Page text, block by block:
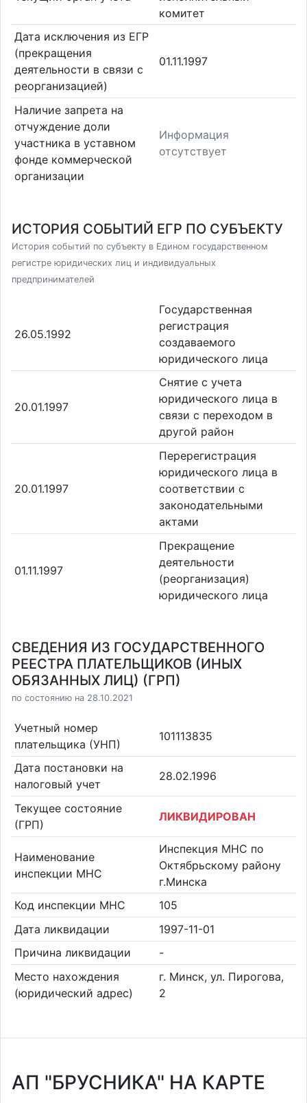
комитет
Дата исключения из ЕГР
(прекращения
деятельности в связи с
реорганизацией)
01.11.1997
Наличие запрета на
отчуждение доли
участника в уставном
фонде коммерческой
организации
Информация
отсутствует
ИСТОРИЯ СОБЫТИЙ ЕГР ПО СУБЪЕКТУ
История событий по субъекту в Едином государственном
регистре юридических лиц и индивидуальных
предпринимателей
26.05.1992
Государственная
регистрация
создаваемого
юридического лица
20.01.1997
Снятие с учета
юридического лица в
связи с переходом в
другой район
20.01.1997
Перерегистрация
юридического лица в
соответствии с
законодательными
актами
01.11.1997
Прекращение
деятельности
(реорганизация)
юридического лица
СВЕДЕНИЯ ИЗ ГОСУДАРСТВЕННОГО
РЕЕСТРА ПЛАТЕЛЬЩИКОВ (ИНЫХ
ОБЯЗАННЫХ ЛИЦ) (ГРП)
по состоянию на 28.10.2021
Учетный номер
плательщика (УНП)
101113835
Дата постановки на
налоговый учет
28.02.1996
Текущее состояние
(ГРП)
ЛИКВИДИРОВАН
Наименование
инспекции МНС
Инспекция МНС по
Октябрьскому району
г.Минска
Код инспекции МНС
105
Дата ликвидации
1997-11-01
Причина ликвидации
-
Место нахождения
(юридический адрес)
г. Минск, ул. Пирогова,
2
АП "БРУСНИКА" НА КАРТЕ